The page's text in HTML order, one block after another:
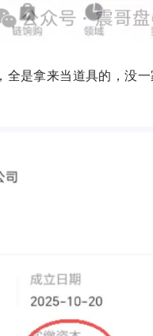
全是拿来当道具的，没